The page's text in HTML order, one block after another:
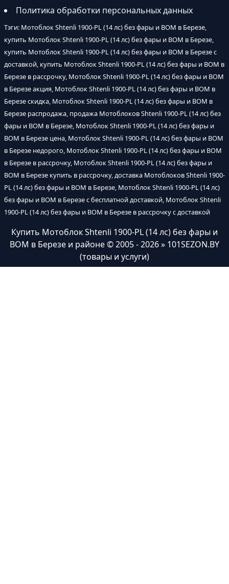
Политика обработки персональных данных
Тэги: Мотоблок Shtenli 1900-PL (14 лс) без фары и ВОМ в Березе,
купить Мотоблок Shtenli 1900-PL (14 лс) без фары и ВОМ в Березе,
купить Мотоблок Shtenli 1900-PL (14 лс) без фары и ВОМ в Березе с
доставкой, купить Мотоблок Shtenli 1900-PL (14 лс) без фары и ВОМ в
Березе в рассрочку, Мотоблок Shtenli 1900-PL (14 лс) без фары и ВОМ
в Березе акция, Мотоблок Shtenli 1900-PL (14 лс) без фары и ВОМ в
Березе скидка, Мотоблок Shtenli 1900-PL (14 лс) без фары и ВОМ в
Березе распродажа, продажа Мотоблоков Shtenli 1900-PL (14 лс) без
фары и ВОМ в Березе, Мотоблок Shtenli 1900-PL (14 лс) без фары и
ВОМ в Березе цена, Мотоблок Shtenli 1900-PL (14 лс) без фары и ВОМ
в Березе недорого, Мотоблок Shtenli 1900-PL (14 лс) без фары и ВОМ
в Березе в рассрочку, Мотоблок Shtenli 1900-PL (14 лс) без фары и
ВОМ в Березе купить в рассрочку, доставка Мотоблоков Shtenli 1900-
PL (14 лс) без фары и ВОМ в Березе, Мотоблок Shtenli 1900-PL (14 лс)
без фары и ВОМ в Березе с бесплатной доставкой, Мотоблок Shtenli
1900-PL (14 лс) без фары и ВОМ в Березе в рассрочку с доставкой
Купить Мотоблок Shtenli 1900-PL (14 лс) без фары и
ВОМ в Березе и районе© 2005 - 2026 » 101SEZON.BY
(товары и услуги)